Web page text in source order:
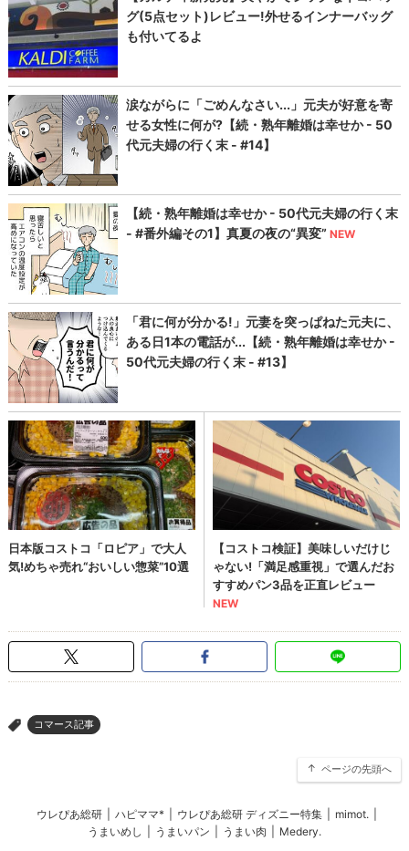
> コマース記事
ページの先頭へ
ウレぴあ総研 ハピママ* ウレぴあ総研 ディズニー特集 mimot.
うまいめし
うまいパン うまい肉 Medery.